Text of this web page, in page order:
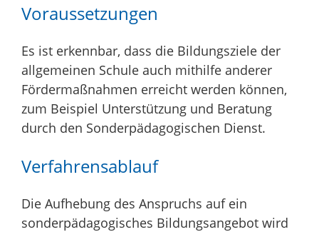
Voraussetzungen
Es ist erkennbar, dass die Bildungsziele der
allgemeinen Schule auch mithilfe anderer
Fördermaßnahmen erreicht werden können,
zum Beispiel Unterstützung und Beratung
durch den Sonderpädagogischen Dienst.
Verfahrensablauf
Die Aufhebung des Anspruchs auf ein
sonderpädagogisches Bildungsangebot wird